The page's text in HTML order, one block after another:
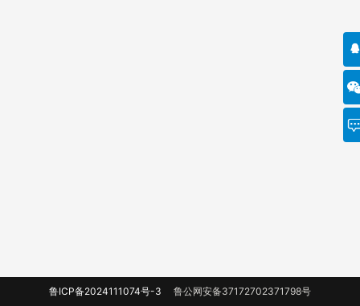
鲁ICP备2024111074号-3 鲁公网安备37172702371798号